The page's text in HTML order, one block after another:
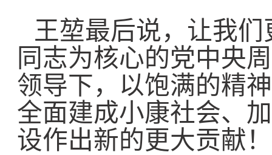
王堃最后说，让我
同志为核心的党中央
领导下，以饱满的精
全面建成小康社会、
设作出新的更大贡献！